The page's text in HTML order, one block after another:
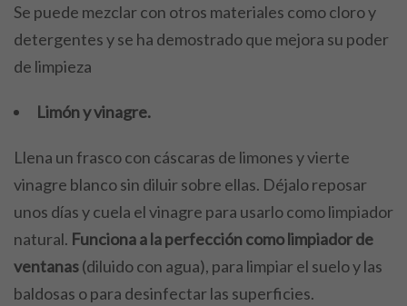
Se puede mezclar con otros materiales como cloro y
detergentes y se ha demostrado que mejora su poder
de limpieza
Limón y vinagre.
Llena un frasco con cáscaras de limones y vierte
vinagre blanco sin diluir sobre ellas. Déjalo reposar
unos días y cuela el vinagre para usarlo como limpiador
natural. Funciona a la perfección como limpiador de
ventanas(diluido con agua), para limpiar el suelo y las
baldosas o para desinfectar las superficies.